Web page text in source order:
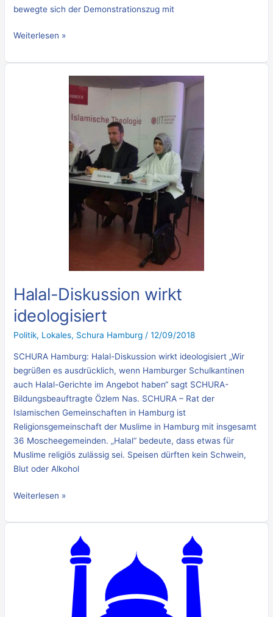
bewegte sich der Demonstrationszug mit
Weiterlesen »
Halal-Diskussion wirkt
ideologisiert
Politik, Lokales, Schura Hamburg /12/09/2018
SCHURA Hamburg: Halal-Diskussion wirkt ideologisiert „Wir
begrüßen es ausdrücklich, wenn Hamburger Schulkantinen
auch Halal-Gerichte im Angebot haben“ sagt SCHURA-
Bildungsbeauftragte Özlem Nas. SCHURA – Rat der
Islamischen Gemeinschaften in Hamburg ist
Religionsgemeinschaft der Muslime in Hamburg mit insgesamt
36 Moscheegemeinden. „Halal“ bedeute, dass etwas für
Muslime religiös zulässig sei. Speisen dürften kein Schwein,
Blut oder Alkohol
Weiterlesen »